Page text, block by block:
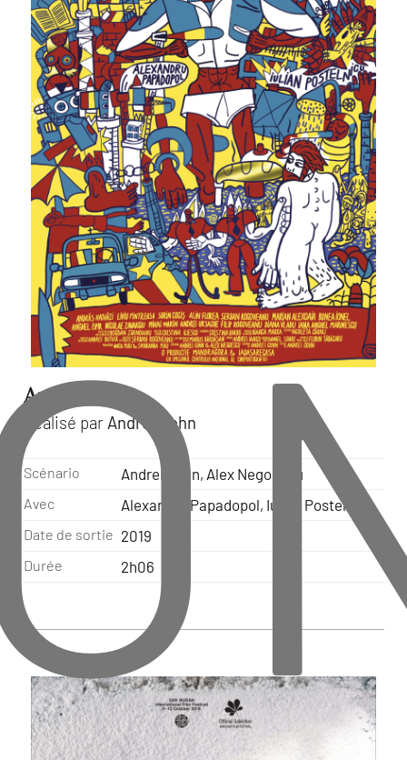
Arest
Réalisé par Andrei Cohn
Scénario Andrei Cohn, Alex Negoescu
Avec Alexandru Papadopol, Iulian Postelnicu
Date de sortie 2019
Durée 2h06